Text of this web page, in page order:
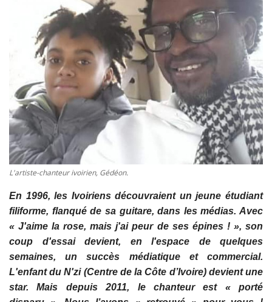
Sublimes cerveaux
Sport
Autr'Actu
L'artiste-chanteur ivoirien, Gédéon.
En 1996, les Ivoiriens découvraient un jeune étudiant
filiforme, flanqué de sa guitare, dans les médias. Avec
« J'aime la rose, mais j'ai peur de ses épines ! », son
coup d'essai devient, en l'espace de quelques
semaines, un succès médiatique et commercial.
L'enfant du N'zi (Centre de la Côte d’Ivoire) devient une
star. Mais depuis 2011, le chanteur est « porté